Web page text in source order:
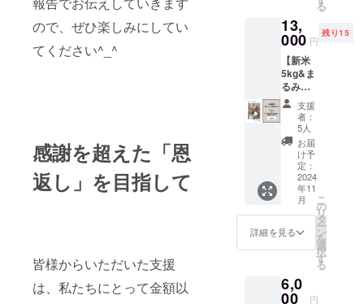
ので、ぜひ楽しみにしてい
てください^_^
感謝を超えた「恩
返し」を目指して
皆様からいただいた支援
は、私たちにとって金額以
券
（10%
OFF）
未来の
ご宿泊
時にご
利用い
ただけ
る10%
割引券
です。
※プレ
オープ
ン中は
使用不
可。
2025年
4月1日
より使
能。2年
間有
個 ②宿
泊施設
の紹介
パンフ
レット
完成し
た宿の
魅力
や、楽
しめる
ポイン
トをま
とめた
パンフ
レット
りしま
す。 ③
設割引
券
の紹介
パンフ
レット
完成し
た宿の
魅力
や、楽
しめる
ポイン
トをま
とめた
パンフ
レット
をお送
りしま
宿泊施
設割引
OFF）
未来の
容】
①1泊2
日の宿
泊券(2
名様限
定)
CAMPF
IRE限定
プレ
オープ
ン特別
価格！
※寝室は
ダブル
ベッド
が2台設
置され
た部屋
しま
す。
ただけ
る贅沢
なセッ
トを、
遠方の
方にも
お届け
しま
す。
【内
容】 ①
リアン
ドベー
グルの
季節の
おすす
めベー
グル4個
ご、
芋、に
F】 自
家製酵
母を
使った
ボタニ
カルな
酵母菓
子と、
野の花
かふぇ
の人気
焼き菓
子を
セット
にした
リター
ンで
と、地
域の味
る
13,
000 円
残り15
【新米
5kg&ま
るみど
農園の
季節の
お野菜
おまか
せセッ
ト（常
温発
送）+宿
泊割引
券
10%OF
F】 北
広島町
と採れ
たてお
支援
者：
5人
お届
け予
定：
2024
年11
月
詳細を見る
こ
の
リ
タ
ー
ン
を
選
択
す
る
6,0
00 円